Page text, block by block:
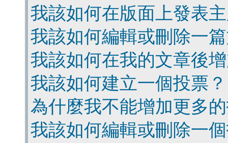
我該如何在版面上發表
我該如何編輯或刪除一
我該如何在我的文章後
我該如何建立一個投票？
為什麼我不能增加更多
我該如何編輯或刪除一